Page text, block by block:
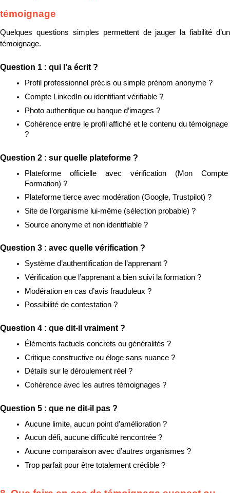
témoignage
Quelques questions simples permettent de jauger la fiabilité d’un
témoignage.
Question 1 : qui l’a écrit ?
Profil professionnel précis ou simple prénom anonyme ?
Compte LinkedIn ou identifiant vérifiable ?
Photo authentique ou banque d’images ?
Cohérence entre le profil affiché et le contenu du témoignage
?
Question 2 : sur quelle plateforme ?
Plateforme officielle avec vérification (Mon Compte
Formation) ?
Plateforme tierce avec modération (Google, Trustpilot) ?
Site de l’organisme lui-même (sélection probable) ?
Source anonyme et non identifiable ?
Question 3 : avec quelle vérification ?
Système d’authentification de l’apprenant ?
Vérification que l’apprenant a bien suivi la formation ?
Modération en cas d’avis frauduleux ?
Possibilité de contestation ?
Question 4 : que dit-il vraiment ?
Éléments factuels concrets ou généralités ?
Critique constructive ou éloge sans nuance ?
Détails sur le déroulement réel ?
Cohérence avec les autres témoignages ?
Question 5 : que ne dit-il pas ?
Aucune limite, aucun point d’amélioration ?
Aucun défi, aucune difficulté rencontrée ?
Aucune comparaison avec d’autres organismes ?
Trop parfait pour être totalement crédible ?